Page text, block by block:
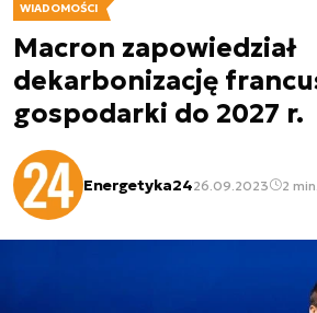
WIADOMOŚCI
Macron zapowiedział
dekarbonizację
gospodarki do 2027 r.
Energetyka2426.09.2023 2 min.